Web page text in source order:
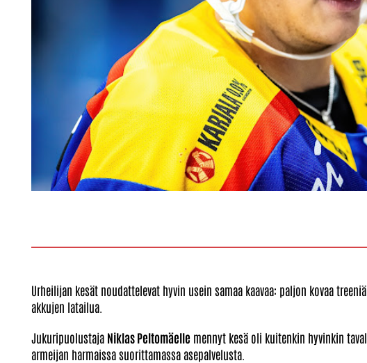
Urheilijan kesät noudattelevat hyvin usein samaa kaavaa: paljon kovaa
akkujen latailua.
Jukuripuolustaja Niklas Peltomäelle mennyt kesä oli kuitenkin hyvinkin
armeijan harmaissa suorittamassa asepalvelusta.